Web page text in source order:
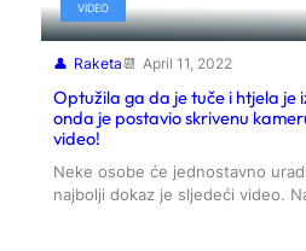
VIDEO
Raketa April 11, 2022
Optužila ga da je tuče i htjela je
onda je postavio skrivenu
video!
Neke osobe će jednostavno
najbolji dokaz je sljedeći video.